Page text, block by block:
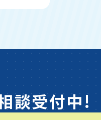
談受付中!